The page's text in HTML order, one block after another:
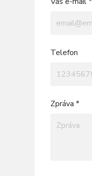
Telefon
Zpráva *